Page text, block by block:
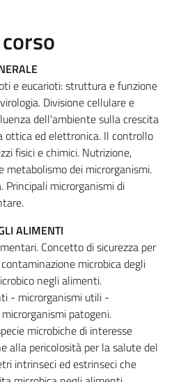
e eucarioti: struttura e funzione
Divisione cellulare e
dell'ambiente sulla crescita
ottica ed elettronica. Il controllo
fisici e chimici. Nutrizione,
metabolismo dei microrganismi.
Principali microrganismi di
ALIMENTI
Concetto di sicurezza per
microbica degli
negli alimenti.
- microrganismi utili -
patogeni.
microbiche di interesse
alla pericolosità per la salute del
intrinseci ed estrinseci che